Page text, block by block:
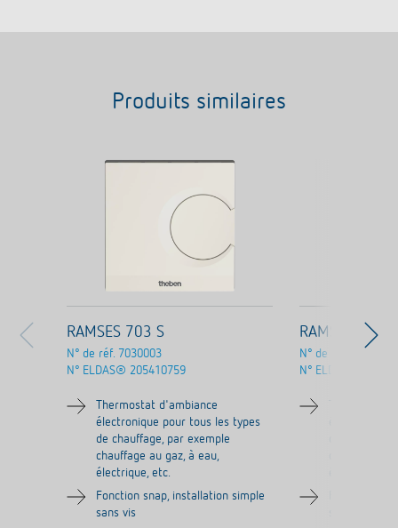
Produits similaires
RAMSES 703 S
N° de réf. 7030003
N° ELDAS® 205410759
Thermostat d'ambiance
électronique pour tous les types
de chauffage, par exemple
chauffage au gaz, à eau,
électrique, etc.
Fonction snap, installation simple
sans vis
RAMSES 706 S
N° de réf.
N° ELDAS®